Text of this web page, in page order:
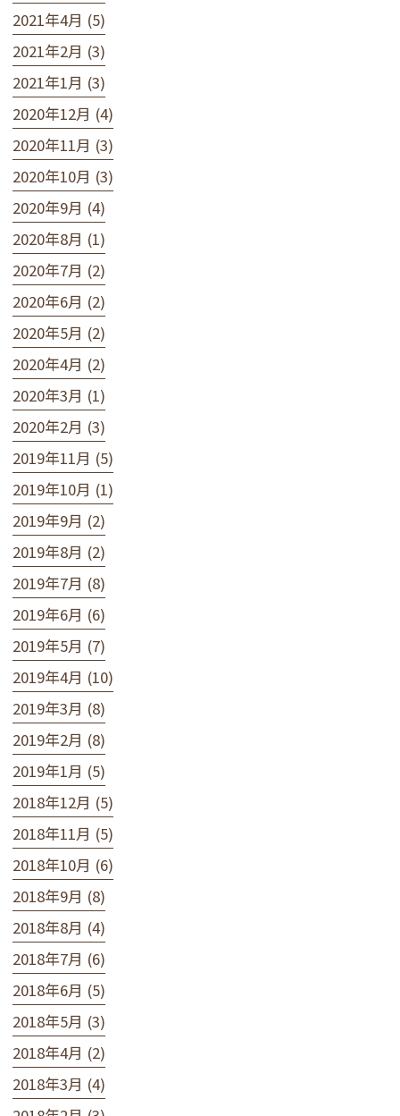
2021年4月 (5)
2021年2月 (3)
2021年1月 (3)
2020年12月 (4)
2020年11月 (3)
2020年10月 (3)
2020年9月 (4)
2020年8月 (1)
2020年7月 (2)
2020年6月 (2)
2020年5月 (2)
2020年4月 (2)
2020年3月 (1)
2020年2月 (3)
2019年11月 (5)
2019年10月 (1)
2019年9月 (2)
2019年8月 (2)
2019年7月 (8)
2019年6月 (6)
2019年5月 (7)
2019年4月 (10)
2019年3月 (8)
2019年2月 (8)
2019年1月 (5)
2018年12月 (5)
2018年11月 (5)
2018年10月 (6)
2018年9月 (8)
2018年8月 (4)
2018年7月 (6)
2018年6月 (5)
2018年5月 (3)
2018年4月 (2)
2018年3月 (4)